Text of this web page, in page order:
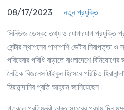
08/17/2023 নতুন প্রযুক্তি
সিনিউজ ডেস্ক: তথ্য ও যোগাযোগ প্রযুক্তি
সেন্টার স্থাপনের পাশাপাশি ডেটার নিরাপত্তা ও
পরিষেবার পরিধি বাড়াতে বাংলাদেশে
নৈতিক বিজনেস টাইকুন হিসেবে পরিচিত
হিরানান্দানির প্রতি আহ্বান জানিয়েছেন।